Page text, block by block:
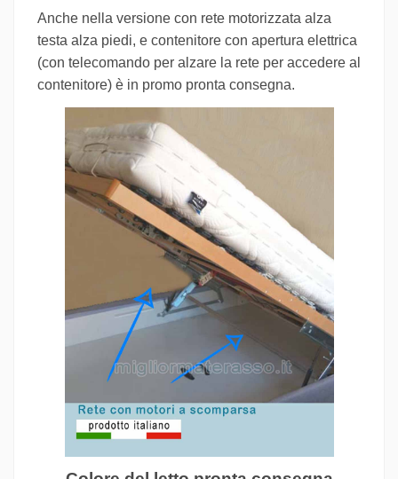
Anche nella versione con rete motorizzata alza
testa alza piedi, e contenitore con apertura elettrica
(con telecomando per alzare la rete per accedere al
contenitore) è in promo pronta consegna.